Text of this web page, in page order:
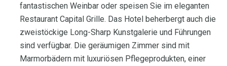
fantastischen Weinbar oder speisen Sie im eleganten
Restaurant Capital Grille. Das Hotel beherbergt auch die
zweistöckige Long-Sharp Kunstgalerie und Führungen
sind verfügbar. Die geräumigen Zimmer sind mit
Marmorbädern mit luxuriösen Pflegeprodukten, einer